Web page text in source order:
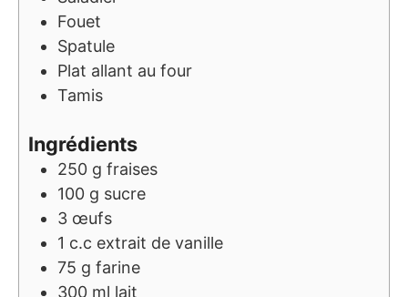
Fouet
Spatule
Plat allant au four
Tamis
Ingrédients
250 g fraises
100 g sucre
3 œufs
1 c.c extrait de vanille
75 g farine
300 ml lait